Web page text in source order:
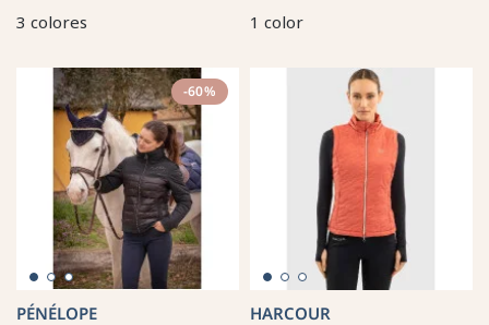
3 colores 1 color
-60%
PÉNÉLOPE HARCOUR